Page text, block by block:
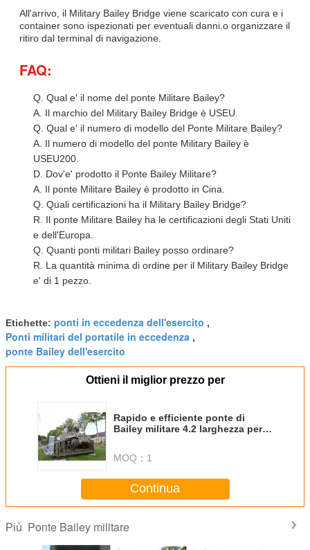
All'arrivo, il Military Bailey Bridge viene scaricato con cura e i
container sono ispezionati per eventuali danni.o organizzare il
ritiro dal terminal di navigazione.
FAQ:
Q. Qual e' il nome del ponte Militare Bailey?
A. Il marchio del Military Bailey Bridge è USEU.
Q. Qual e' il numero di modello del Ponte Militare Bailey?
A. Il numero di modello del ponte Military Bailey è
USEU200.
D. Dov'e' prodotto il Ponte Bailey Militare?
A. Il ponte Militare Bailey è prodotto in Cina.
Q. Quali certificazioni ha il Military Bailey Bridge?
R. Il ponte Militare Bailey ha le certificazioni degli Stati Uniti
e dell'Europa.
Q. Quanti ponti militari Bailey posso ordinare?
R. La quantità minima di ordine per il Military Bailey Bridge
e' di 1 pezzo.
Etichette: ponti in eccedenza dell'esercito ,
Ponti militari del portatile in eccedenza ,
ponte Bailey dell'esercito
Ottieni il miglior prezzo per
Rapido e efficiente ponte di
Bailey militare 4.2 larghezza per
MOQ： 1
Continua
Più Ponte Bailey militare